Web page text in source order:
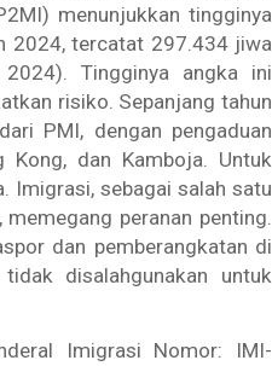
menunjukkan tingginya
2024, tercatat 297.434 jiwa
Tingginya angka ini
risiko. Sepanjang tahun
PMI, dengan pengaduan
Kong, dan Kamboja. Untuk
Imigrasi, sebagai salah satu
peranan penting.
dan pemberangkatan di
disalahgunakan untuk
Imigrasi Nomor: IMI-